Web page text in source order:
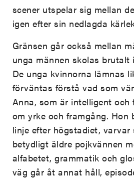
scener utspelar sig mellan
igen efter sin nedlagda
Gränsen går också mellan
unga männen skolas brutalt
De unga kvinnorna lämnas
förväntas förstå vad som
Anna, som är intelligent och
om yrke och framgång. Hon
linje efter högstadiet, varvar
betydligt äldre pojkvännen
alfabetet, grammatik och
väg går åt annat håll,